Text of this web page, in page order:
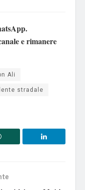
e rimanere
Ali
stradale